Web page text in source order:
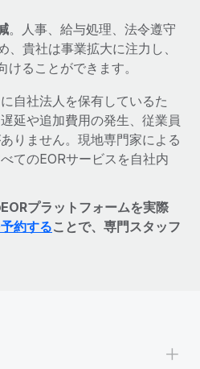
。人事、給与処理、法令遵守
、貴社は事業拡大に注力し、
けることができます。
自社法人を保有しているた
延や追加費用の発生、従業員
りません。現地専門家による
てのEORサービスを自社内
プラットフォームを実際
約することで、専門スタッフ
+